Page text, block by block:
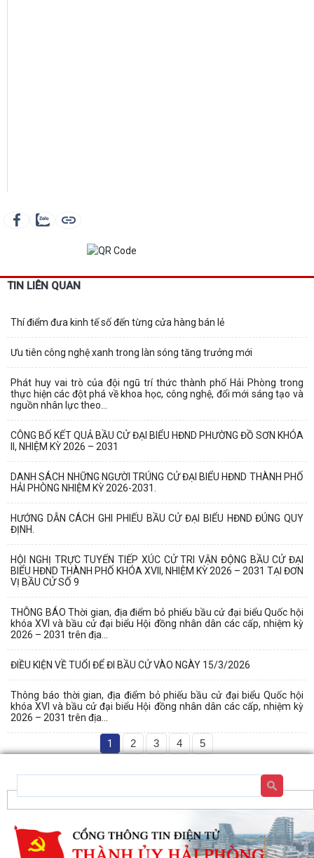
TIN LIÊN QUAN
Thí điểm đưa kinh tế số đến từng cửa hàng bán lẻ
Ưu tiên công nghệ xanh trong làn sóng tăng trưởng mới
Phát huy vai trò của đội ngũ trí thức thành phố Hải Phòng trong
thực hiện các đột phá về khoa học, công nghệ, đổi mới sáng tạo và
nguồn nhân lực theo...
CÔNG BỐ KẾT QUẢ BẦU CỬ ĐẠI BIỂU HĐND PHƯỜNG ĐỒ SƠN KHÓA
II, NHIỆM KỲ 2026 – 2031
DANH SÁCH NHỮNG NGƯỜI TRÚNG CỬ ĐẠI BIỂU HĐND THÀNH PHỐ
HẢI PHÒNG NHIỆM KỲ 2026-2031.
HƯỚNG DẪN CÁCH GHI PHIẾU BẦU CỬ ĐẠI BIỂU HĐND ĐÚNG QUY
ĐỊNH.
HỘI NGHỊ TRỰC TUYẾN TIẾP XÚC CỬ TRI VẬN ĐỘNG BẦU CỬ ĐẠI
BIỂU HĐND THÀNH PHỐ KHÓA XVII, NHIỆM KỲ 2026 – 2031 TẠI ĐƠN
VỊ BẦU CỬ SỐ 9
THÔNG BÁO Thời gian, địa điểm bỏ phiếu bầu cử đại biểu Quốc hội
khóa XVI và bầu cử đại biểu Hội đồng nhân dân các cấp, nhiệm kỳ
2026 – 2031 trên địa...
ĐIỀU KIỆN VỀ TUỔI ĐỂ ĐI BẦU CỬ VÀO NGÀY 15/3/2026
Thông báo thời gian, địa điểm bỏ phiếu bầu cử đại biểu Quốc hội
khóa XVI và bầu cử đại biểu Hội đồng nhân dân các cấp, nhiệm kỳ
2026 – 2031 trên địa...
1 2 3 4 5